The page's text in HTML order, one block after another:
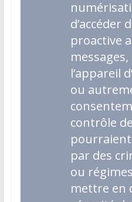
d’accéder
proactive
l’appareil
ou
contrôle
par des
ou
mettre en